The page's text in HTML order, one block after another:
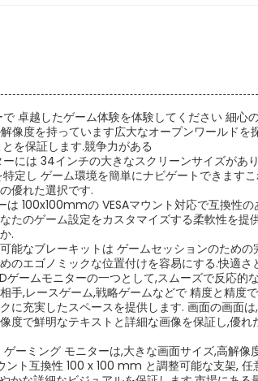
卓越したゲーム体験を体験してください 細
像度を持っています広大なオープンワールド
を保証します.競争力がある
には 34インチの大きなスクリーンサイズがあ
定し ゲーム環境を簡単にナビゲートできます
優れた選択です.
は 100x100mmの VESAマウント対応で互換性
たのゲーム設定をカスタマイズする柔軟性を
.
能なブレーキットは ゲームセッションのため
のエゴノミックな位置付けを容易にする.快適
ゲームモニターの一つとして,スムーズで反応
手,レースゲーム,戦略ゲームなどで 精度と精度
に充実したスペースを提供します. 画面の画面
度で鮮明なテキストと詳細な画像を保証し,優
ーミング モニターは,大きな画面サイズ,高解
ント互換性 100 x 100 mm と調整可能な支架,